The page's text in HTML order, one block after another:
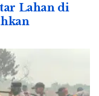
Lahan di